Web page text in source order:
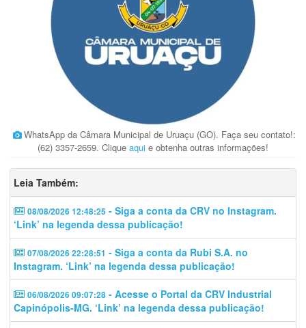
WhatsApp da Câmara Municipal de Uruaçu (GO). Faça seu contato!:
(62) 3357-2659. Clique aqui e obtenha outras informações!
Leia Também:
08/08/2026 12:48:25 - Siga a conta da CRV no Instagram.
‘Link’ na legenda dessa publicação!
07/08/2026 22:28:51 - Siga a conta da Rubi S.A. no
Instagram. ‘Link’ na legenda dessa publicação!
06/08/2026 09:07:28 - Acesse o Portal da CRV Industrial
Capinópolis-MG. ‘Link’ na legenda dessa publicação!